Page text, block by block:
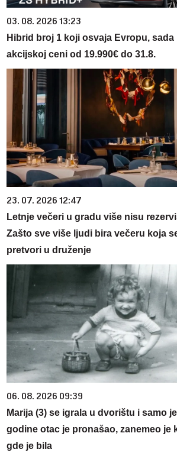
03. 08. 2026 13:23
Hibrid broj 1 koji osvaja Evropu,
akcijskoj ceni od 19.990€ do 31.8.
23. 07. 2026 12:47
Letnje večeri u gradu više nisu
Zašto sve više ljudi bira večeru koja
pretvori u druženje
06. 08. 2026 09:39
Marija (3) se igrala u dvorištu i samo
godine otac je pronašao, zanemeo je
gde je bila